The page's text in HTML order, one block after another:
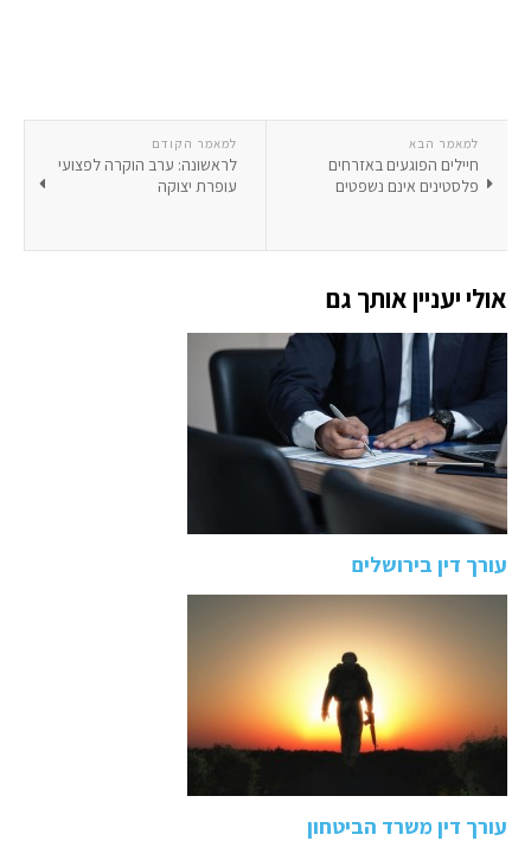
למאמר הקודם
לראשונה: ערב הוקרה לפצועי
עופרת יצוקה
למאמר הבא
חיילים הפוגעים באזרחים
פלסטינים אינם נשפטים
אולי יעניין אותך גם
עורך דין בירושלים
עורך דין משרד הביטחון